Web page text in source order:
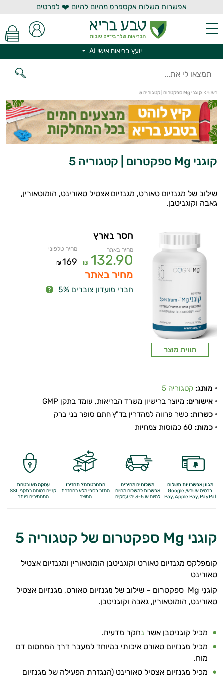
אפשרות משלוח אקספרס מהיום להיום ❤️ לפרטים
יועץ בריאות אישי AI
ראשי > קוגני Mg ספקטרום | קטגוריה 5
קוגני Mg ספקטרום | קטגוריה 5
שילוב של מגנזיום טאורט, מגנזיום אצטיל טאורינט, הומוטאורין,
גאבה וקוגניטבן.
תווית מוצר
חסר בארץ
מחיר באתר
132.90
₪
מחיר טלפוני
169
₪
מחיר באתר
חברי מועדון צוברים 5%
מותג: קטגוריה 5
אישורים: מיוצר ברישיון משרד הבריאות, עומד בתקן GMP
כשרות: כשר פרווה למהדרין בד"ץ חתם סופר בני ברק
כמות:
מגוון אפשרויות תשלום
כרטיס אשראי, Google
Pay,Apple Pay, PayPal
משלוחים מהירים
אפשרות למשלוח מהיום
להיום או 3-5 ימי עסקים
התחרטתם? תחזירו
החזר כספי מלאבהחזרת
המוצר
עסקה מאובטחת
קנייה בטוחה בתקני SSL
המחמירים ביותר
קוגני Mg ספקטרום של קטגוריה 5
קומפלקס מגנזיום טאורט וקוגניטבן הומוטאורין ומגנזיום אצטיל
טאורינט
קוֹגנִי Mg ספקטרום – שילוב של מגנזיום טאורט, מגנזיום אצטיל
טאורינט, הומוטאורין, גאבה וקוגניטבן.
מכיל קוגניטבן אשר נחקר מדעית.
מכיל מגנזיום טאורט איכותי במיוחד למעבר דרך המחסום דם
מוח.
מכיל מגנזיום אצטיל טאורינט (הנגזרת הפעילה של מגנזיום
יועץ בריאות אישי AI